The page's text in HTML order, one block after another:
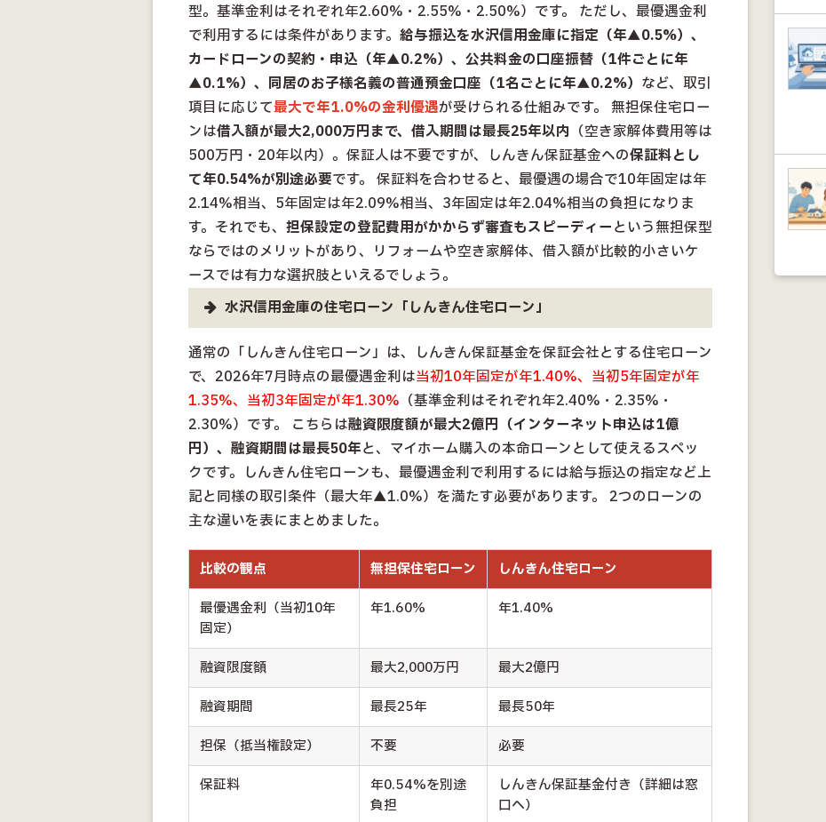
型。基準金利はそれぞれ年2.60%・2.55%・2.50%）です。 ただし、最優遇金利
で利用するには条件があります。 給与振込を水沢信用金庫に指定（年▲0.5%）、
カードローンの契約・申込（年▲0.2%）、公共料金の口座振替（1件ごとに年
▲0.1%）、同居のお子様名義の普通預金口座（1名ごとに年▲0.2%） など、取引
項目に応じて最大で年1.0%の金利優遇が受けられる仕組みです。 無担保住宅ロー
ンは借入額が最大2,000万円まで、借入期間は最長25年以内 （空き家解体費用等は
500万円・20年以内）。保証人は不要ですが、しんきん保証基金への保証料とし
て年0.54%が別途必要です。 保証料を合わせると、最優遇の場合で10年固定は年
2.14%相当、5年固定は年2.09%相当、3年固定は年2.04%相当の負担になりま
す。それでも、 担保設定の登記費用がかからず審査もスピーディーという無担保型
ならではのメリットがあり、リフォームや空き家解体、借入額が比較的小さいケ
ースでは有力な選択肢といえるでしょう。
水沢信用金庫の住宅ローン「しんきん住宅ローン」
通常の「しんきん住宅ローン」は、しんきん保証基金を保証会社とする住宅ローン
で、2026年7月時点の最優遇金利は当初10年固定が年1.40%、当初5年固定が年
1.35%、当初3年固定が年1.30% （基準金利はそれぞれ年2.40%・2.35%・
2.30%）です。 こちらは融資限度額が最大2億円（インターネット申込は1億
円）、融資期間は最長50年と、マイホーム購入の本命ローンとして使えるスペッ
クです。しんきん住宅ローンも、最優遇金利で利用するには給与振込の指定など上
記と同様の取引条件（最大年▲1.0%）を満たす必要があります。 2つのローンの
主な違いを表にまとめました。
比較の観点 無担保住宅ローン
しんきん住宅ローン
最優遇金利（当初10年
固定）
年1.60% 年1.40%
融資限度額 最大2,000万円
最大2億円
融資期間
最長25年
最長50年
担保（抵当権設定）
不要
必要
保証料
年0.54%を別途
負担
しんきん保証基金付き（詳細は窓
口へ）